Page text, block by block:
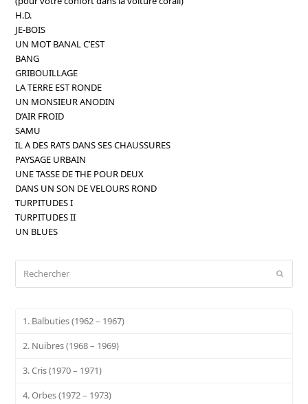
H.D.
JE-BOIS
UN MOT BANAL C’EST
BANG
GRIBOUILLAGE
LA TERRE EST RONDE
UN MONSIEUR ANODIN
D’AIR FROID
SAMU
IL A DES RATS DANS SES CHAUSSURES
PAYSAGE URBAIN
UNE TASSE DE THE POUR DEUX
DANS UN SON DE VELOURS ROND
TURPITUDES I
TURPITUDES II
UN BLUES
1. Balbuties (1962 – 1967)
2. Nuibres (1968 – 1969)
3. Cris (1970 – 1971)
4. Orbes (1972 – 1973)